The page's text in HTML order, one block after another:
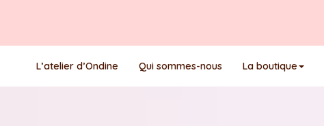
L’atelier d’Ondine Qui sommes-nous La boutique